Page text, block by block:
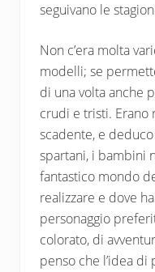
seguivano le
Non c’era molta
modelli; se
di una volta anche
crudi e tristi. Erano
scadente, e
spartani, i bambini
fantastico mondo
realizzare e dove
personaggio
colorato, di
penso che l’idea